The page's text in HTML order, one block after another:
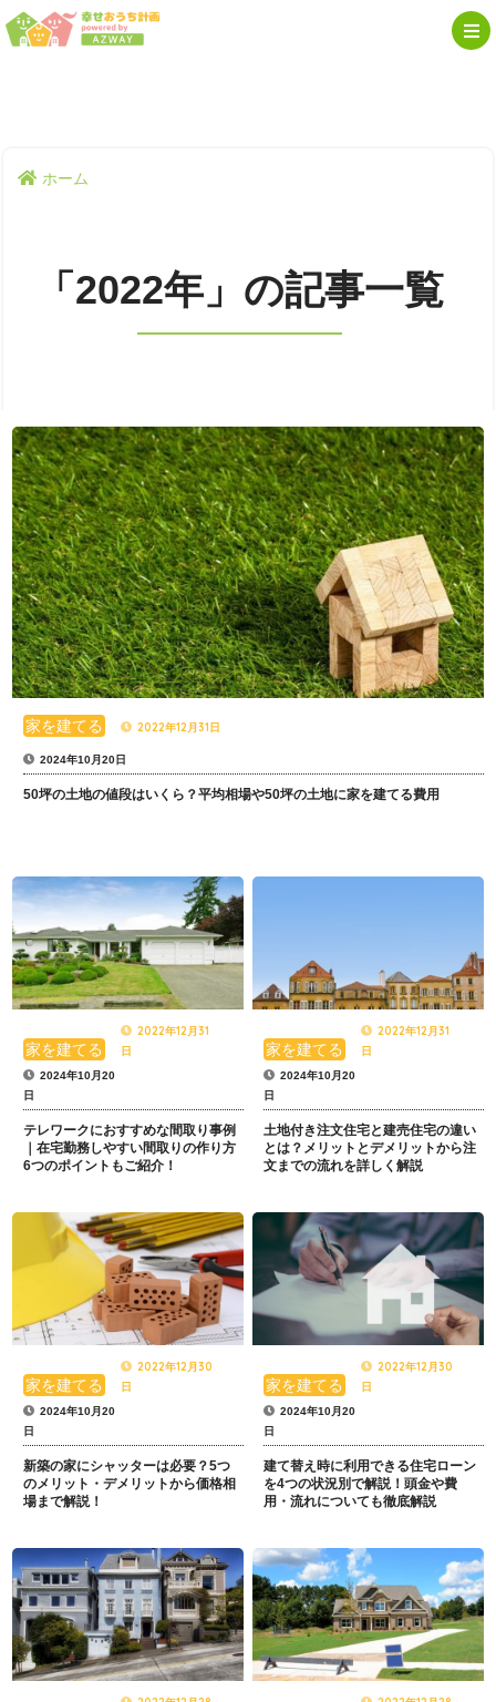
ホーム
「2022年」の記事一覧
家を建てる 2022年12月31日
2024年10月20日
50坪の土地の値段はいくら？平均相場や50坪の土地に家を建てる費用
家を建てる
2022年12月31
日
2024年10月20
日
テレワークにおすすめな間取り事例
｜在宅勤務しやすい間取りの作り方
6つのポイントもご紹介！
家を建てる
2022年12月31
日
2024年10月20
日
土地付き注文住宅と建売住宅の違い
とは？メリットとデメリットから注
文までの流れを詳しく解説
家を建てる
2022年12月30
日
2024年10月20
日
新築の家にシャッターは必要？5つ
のメリット・デメリットから価格相
場まで解説！
家を建てる
2022年12月30
日
2024年10月20
日
建て替え時に利用できる住宅ローン
を4つの状況別で解説！頭金や費
用・流れについても徹底解説